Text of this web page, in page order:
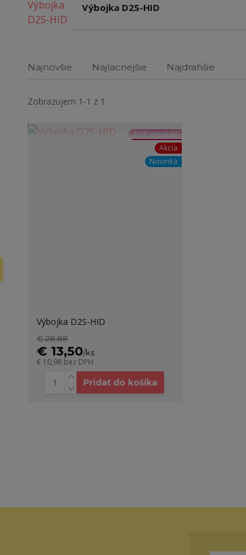
Výbojka D2S-HID
Najnovšie Najlacnejšie Najdrahšie
Zobrazujem 1-1 z 1
TOP produkt
Akcia
Novinka
Výbojka D2S-HID
€ 28,88
€ 13,50/ks
€ 10,98 bez DPH
Pridať do košíka